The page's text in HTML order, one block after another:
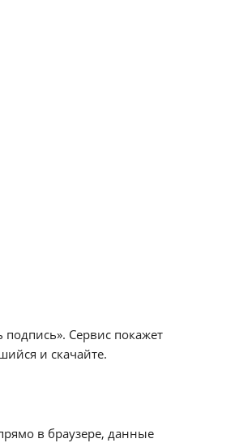
Сервис покажет
и скачайте.
в браузере, данные